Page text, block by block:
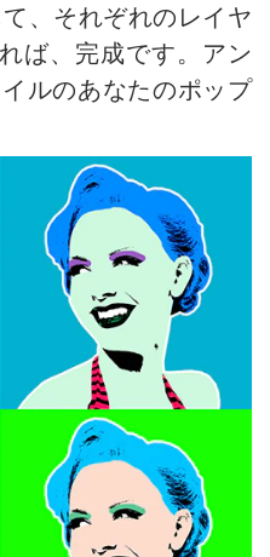
、それぞれのレイヤ
ば、完成です。アン
ルのあなたのポップ